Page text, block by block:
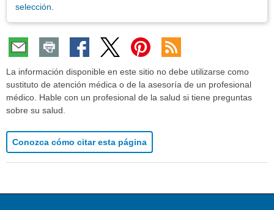
selección.
La información disponible en este sitio no debe utilizarse como
sustituto de atención médica o de la asesoría de un profesional
médico. Hable con un profesional de la salud si tiene preguntas
sobre su salud.
Conozca cómo citar esta página